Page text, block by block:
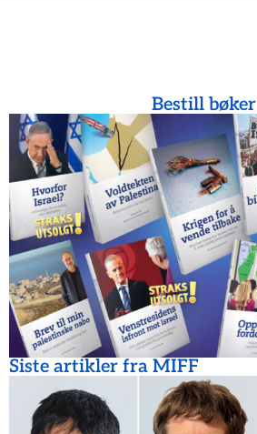
Bestill bøker
Siste artikler fra MIFF